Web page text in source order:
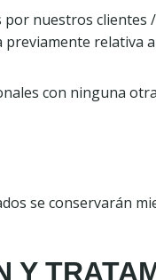
nuestros clientes
relativa
con ninguna
se conservarán
Y